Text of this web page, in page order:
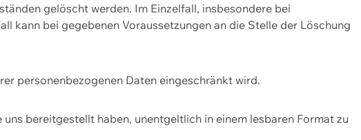
gelöscht werden. Im Einzelfall, insbesondere bei
kann bei gegebenen Voraussetzungen an die Stelle der Löschung
personenbezogenen Daten eingeschränkt wird.
bereitgestellt haben, unentgeltlich in einem lesbaren Format zu